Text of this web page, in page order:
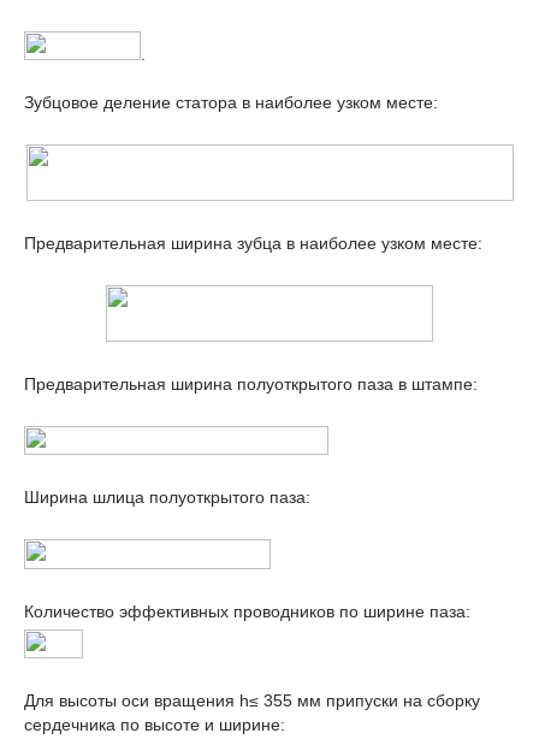
Зубцовое деление статора в наиболее узком месте:
Предварительная ширина зубца в наиболее узком месте:
Предварительная ширина полуоткрытого паза в штампе:
Ширина шлица полуоткрытого паза:
Количество эффективных проводников по ширине паза:
Для высоты оси вращения h≤ 355 мм припуски на сборку
сердечника по высоте и ширине: